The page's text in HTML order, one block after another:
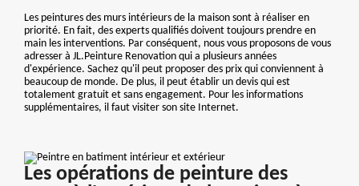
Les peintures des murs intérieurs de la maison sont à réaliser en
priorité. En fait, des experts qualifiés doivent toujours prendre en
main les interventions. Par conséquent, nous vous proposons de vous
adresser à JL.Peinture Renovation qui a plusieurs années
d'expérience. Sachez qu'il peut proposer des prix qui conviennent à
beaucoup de monde. De plus, il peut établir un devis qui est
totalement gratuit et sans engagement. Pour les informations
supplémentaires, il faut visiter son site Internet.
Les opérations de peinture des